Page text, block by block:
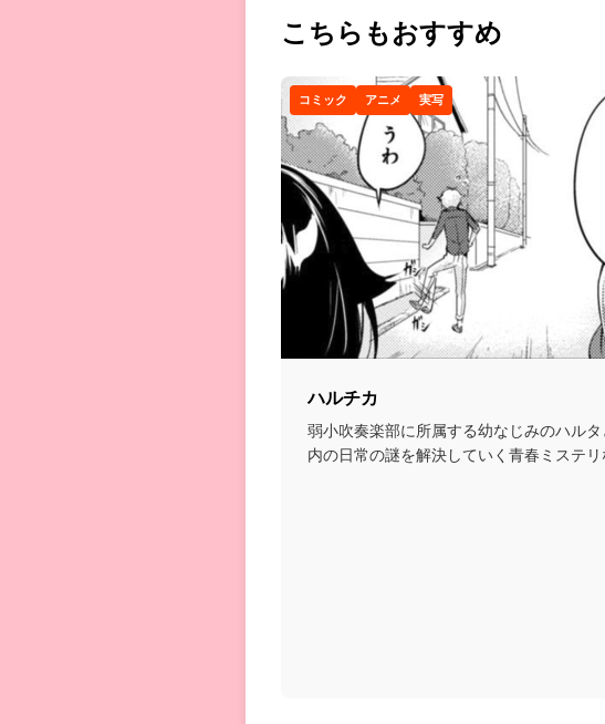
こちらもおすすめ
コミック アニメ 実写
ハルチカ
弱小吹奏楽部に所属する幼なじみのハル
内の日常の謎を解決していく青春ミステリ